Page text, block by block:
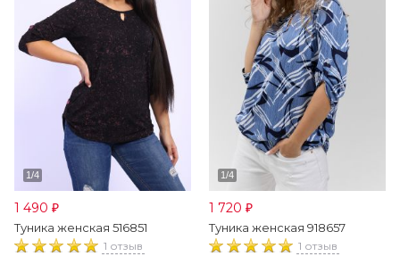
1 490 ₽
Туника женская 516851
1 отзыв
1 720 ₽
Туника женская 918657
1 отзыв